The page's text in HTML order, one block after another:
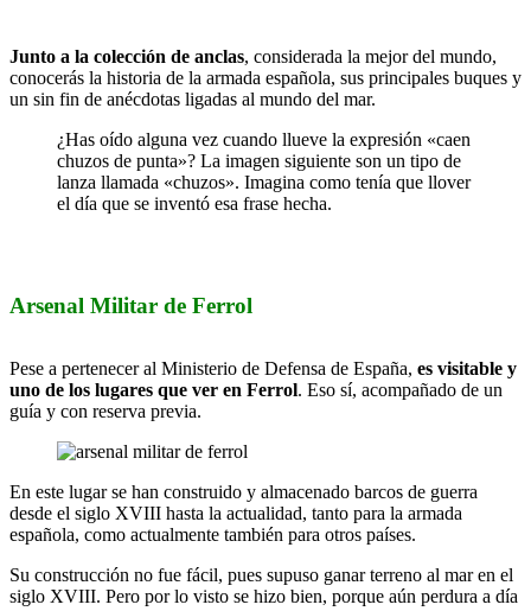
Junto a la colección de anclas, considerada la mejor del mundo,
conocerás la historia de la armada española, sus principales buques y
un sin fin de anécdotas ligadas al mundo del mar.
¿Has oído alguna vez cuando llueve la expresión «caen
chuzos de punta»? La imagen siguiente son un tipo de
lanza llamada «chuzos». Imagina como tenía que llover
el día que se inventó esa frase hecha.
Arsenal Militar de Ferrol
Pese a pertenecer al Ministerio de Defensa de España, es visitable y
uno de los lugares que ver en Ferrol. Eso sí, acompañado de un
guía y con reserva previa.
En este lugar se han construido y almacenado barcos de guerra
desde el siglo XVIII hasta la actualidad, tanto para la armada
española, como actualmente también para otros países.
Su construcción no fue fácil, pues supuso ganar terreno al mar en el
siglo XVIII. Pero por lo visto se hizo bien, porque aún perdura a día